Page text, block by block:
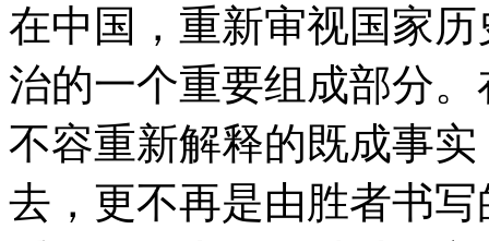
在中国，重新审视国家
治的一个重要组成部分
不容重新解释的既成事
去，更不再是由胜者书